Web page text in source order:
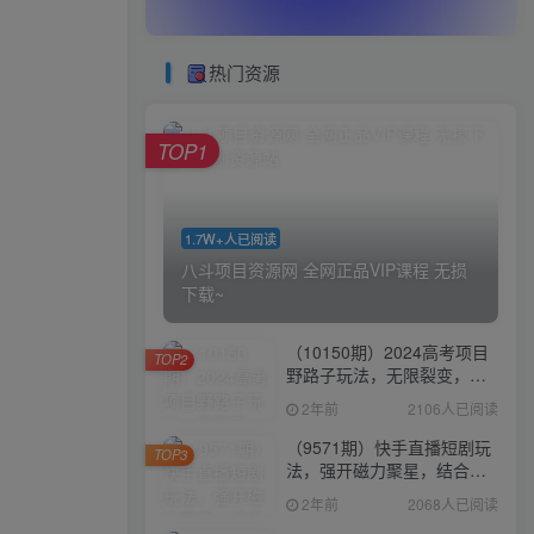
热门资源
1.7W+人已阅读
八斗项目资源网 全网正品VIP课程 无损
下载~
TOP1
（10150期）2024高考项目
野路子玩法，无限裂变，最
高一天1W＋！
2年前 2106人已阅读
TOP2
（9571期）快手直播短剧玩
法，强开磁力聚星，结合多
种变现方式日入600+
2年前 2068人已阅读
TOP3